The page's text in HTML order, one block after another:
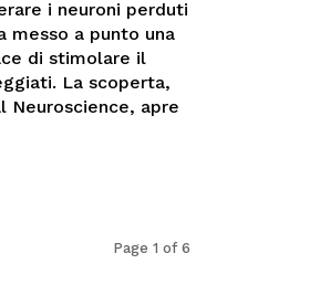
i neuroni perduti
messo a punto una
di stimolare il
La scoperta,
Neuroscience, apre
Page 1 of 6